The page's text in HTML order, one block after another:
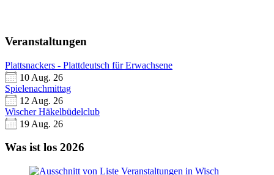
Veranstaltungen
Plattsnackers - Plattdeutsch für Erwachsene
10 Aug. 26
Spielenachmittag
12 Aug. 26
Wischer Häkelbüdelclub
19 Aug. 26
Was ist los 2026